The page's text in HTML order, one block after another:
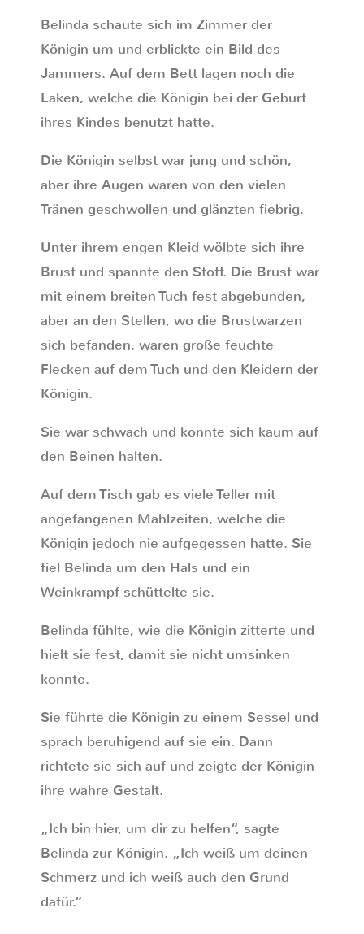
Belinda schaute sich im Zimmer der
Königin um und erblickte ein Bild des
Jammers. Auf dem Bett lagen noch die
Laken, welche die Königin bei der Geburt
ihres Kindes benutzt hatte.
Die Königin selbst war jung und schön,
aber ihre Augen waren von den vielen
Tränen geschwollen und glänzten fiebrig.
Unter ihrem engen Kleid wölbte sich ihre
Brust und spannte den Stoff. Die Brust war
mit einem breiten Tuch fest abgebunden,
aber an den Stellen, wo die Brustwarzen
sich befanden, waren große feuchte
Flecken auf dem Tuch und den Kleidern der
Königin.
Sie war schwach und konnte sich kaum auf
den Beinen halten.
Auf dem Tisch gab es viele Teller mit
angefangenen Mahlzeiten, welche die
Königin jedoch nie aufgegessen hatte. Sie
fiel Belinda um den Hals und ein
Weinkrampf schüttelte sie.
Belinda fühlte, wie die Königin zitterte und
hielt sie fest, damit sie nicht umsinken
konnte.
Sie führte die Königin zu einem Sessel und
sprach beruhigend auf sie ein. Dann
richtete sie sich auf und zeigte der Königin
ihre wahre Gestalt.
„Ich bin hier, um dir zu helfen“, sagte
Belinda zur Königin. „Ich weiß um deinen
Schmerz und ich weiß auch den Grund
dafür.“